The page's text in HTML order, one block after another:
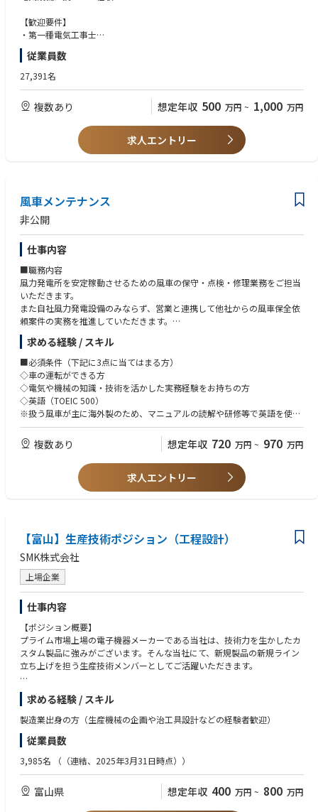
Experience in semiconductor manufacturing domain
Experience SEMI conductor industry standards like SECS/GEM, EDA
Onsite + offshore project execution experience
山県・香川県・福岡県・沖縄県
(応募の際にご希望の勤務地をお伝え下さい)
https://www.fujielectric.co.jp/about/domestic_base/network.html
■企業HP
・パワーエレクトロニクス機器や自動販売機、パワー半導体に強みを持つ
総合電機メーカーで、パワー半導体においては世界トップクラスのシェア
連続で過去最高を更新しております。引き続きパワーエレクトロニクスと
パワー半導体が好調に推移する中で安定した収益がございます。
【歓迎要件】
・第一種電気工事士
・一級電気工事施工管理技士
従業員数
27,391名
複数あり 想定年収 500 万円 ~ 1,000 万円
求人エントリー
風車メンテナンス
非公開
仕事内容
■職務内容
風力発電所を安定稼動させるための風車の保守・点検・修理業務をご担当
いただきます。
また自社風力発電設備のみならず、営業と連携して他社からの風車保全依
頼案件の実務を推進していただきます。
≪職務詳細≫
◇各地の風力発電所を巡回して定期点検を実施（目視・ボルトの増し締
め・各種機器の動作確認等）
◇大型重機を使用した大規模修理業務など
◇保全依頼案件のスケジューリング、作業内容、メンバーアサインなどの
調整
■配属先
O&M部 保全G
◇全国転勤有り （※北海道・東北エリア限定希望の方は応相談）
求める経験 / スキル
■必須条件（下記に3点に当てはまる方）
◇車の運転ができる方
◇電気や機械の知識・技術を活かした実務経験をお持ちの方
◇英語（TOEIC 500）
※扱う風車が主に海外製のため、マニュアルの読解や研修等で英語を使用
します
■歓迎条件
◇英語ビジネスレベル
◇自動車、船舶、航空機、風車等でのメンテナンス経験
◇電気工事士などの資格保有者
複数あり 想定年収 720 万円 ~ 970 万円
求人エントリー
【富山】生産技術ポジション（工程設計）
SMK株式会社
上場企業
仕事内容
【ポジション概要】
プライム市場上場の電子機器メーカーである当社は、技術力を生かしたカ
スタム製品に強みがございます。そんな当社にて、新規製品の新規ライン
立ち上げを担う生産技術メンバーとしてご活躍いただきます。
【採用背景】
2024年以降、新製品増加及び新規ビジネス創出をするため生産技術者の人
員強化を行います。特に新規生産技術開発、新規生産ライン立ち上げに対
る人材を求めます。
【業務内容】
・新規生産技術開発
求める経験 / スキル
製造業出身の方（生産機械の企画や治工具設計などの経験者歓迎）
従業員数
3,985名 （（連結、2025年3月31日時点））
富山県 想定年収 400 万円 ~ 800 万円